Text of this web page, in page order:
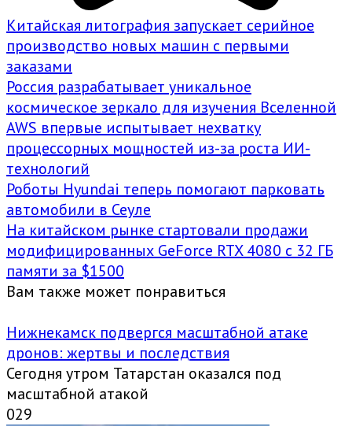
Китайская литография запускает серийное
производство новых машин с первыми
заказами
Россия разрабатывает уникальное
космическое зеркало для изучения Вселенной
AWS впервые испытывает нехватку
процессорных мощностей из-за роста ИИ-
технологий
Роботы Hyundai теперь помогают парковать
автомобили в Сеуле
На китайском рынке стартовали продажи
модифицированных GeForce RTX 4080 с 32 ГБ
памяти за $1500
Вам также может понравиться
Нижнекамск подвергся масштабной атаке
дронов: жертвы и последствия
Сегодня утром Татарстан оказался под
масштабной атакой
029